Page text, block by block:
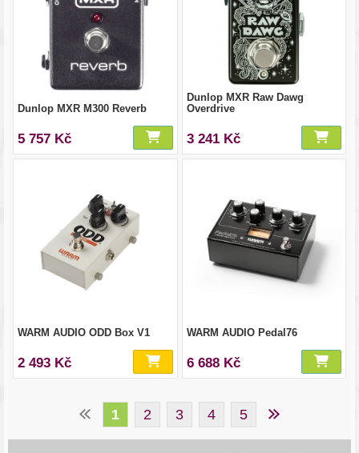
Dunlop MXR M300 Reverb
5 757 Kč
Dunlop MXR Raw Dawg
Overdrive
3 241 Kč
WARM AUDIO ODD Box V1
2 493 Kč
WARM AUDIO Pedal76
6 688 Kč
1 2 3 4 5